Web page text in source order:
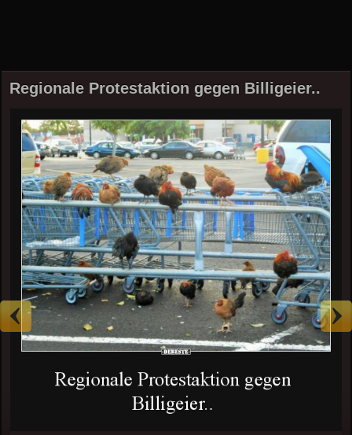
Regionale Protestaktion gegen Billigeier..